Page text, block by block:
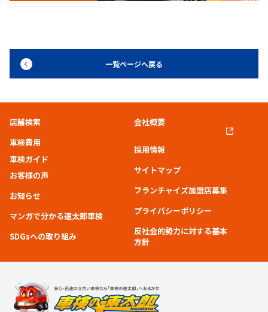
一覧ページへ戻る
店舗検索
車検費用
車検ガイド
お客様の声
お知らせ
マンガで分かる速太郎車検
SDGsへの取り組み
会社概要
採用情報
サイトマップ
フランチャイズ加盟店募集
プライバシーポリシー
反社会的勢力に対する基本
方針